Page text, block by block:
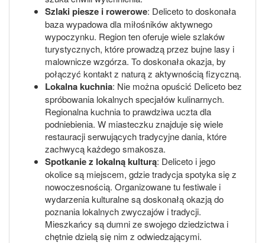
Szlaki piesze i rowerowe: Deliceto to doskonała
baza wypadowa dla miłośników aktywnego
wypoczynku. Region ten oferuje wiele szlaków
turystycznych, które prowadzą przez bujne lasy i
malownicze wzgórza. To doskonała okazja, by
połączyć kontakt z naturą z aktywnością fizyczną.
Lokalna kuchnia: Nie można opuścić Deliceto bez
spróbowania lokalnych specjałów kulinarnych.
Regionalna kuchnia to prawdziwa uczta dla
podniebienia. W miasteczku znajduje się wiele
restauracji serwujących tradycyjne dania, które
zachwycą każdego smakosza.
Spotkanie z lokalną kulturą: Deliceto i jego
okolice są miejscem, gdzie tradycja spotyka się z
nowoczesnością. Organizowane tu festiwale i
wydarzenia kulturalne są doskonałą okazją do
poznania lokalnych zwyczajów i tradycji.
Mieszkańcy są dumni ze swojego dziedzictwa i
chętnie dzielą się nim z odwiedzającymi.